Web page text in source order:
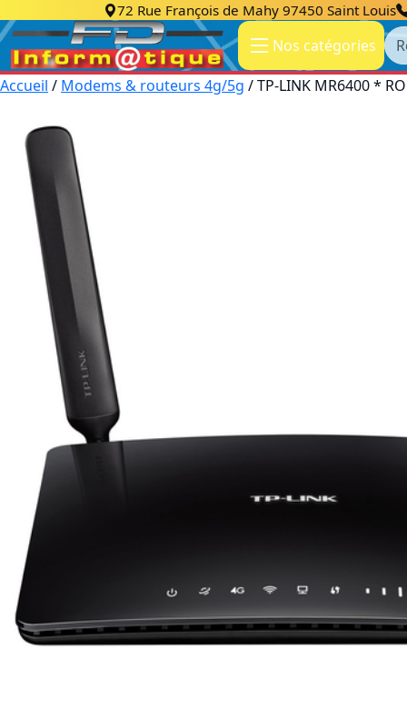
72 Rue François de Mahy 97450 Saint Louis
Nos catégories
Accueil / Modems & routeurs 4g/5g / TP-LINK MR6400 *